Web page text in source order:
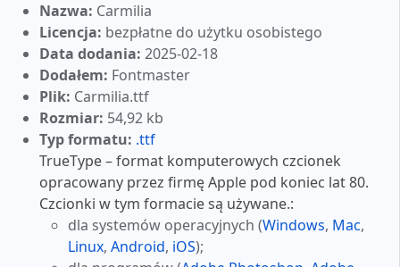
Nazwa: Carmilia
Licencja: bezpłatne do użytku osobistego
Data dodania: 2025-02-18
Dodałem: Fontmaster
Plik: Carmilia.ttf
Rozmiar: 54,92 kb
Typ formatu: .ttf
TrueType – format komputerowych czcionek
opracowany przez firmę Apple pod koniec lat 80.
Czcionki w tym formacie są używane.:
dla systemów operacyjnych (Windows, Mac,
Linux, Android, iOS);